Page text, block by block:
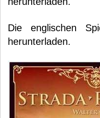
Die englischen
herunterladen.